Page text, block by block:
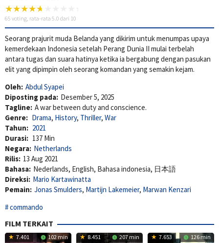
65 voting, rata-rata 5.0 dari 10
Seorang prajurit muda Belanda yang dikirim untuk menumpas upaya
kemerdekaan Indonesia setelah Perang Dunia II mulai terbelah
antara tugas dan suara hatinya ketika ia bergabung dengan pasukan
elit yang dipimpin oleh seorang komandan yang semakin kejam.
Oleh: Abdul Syapei
Diposting pada: Desember 5, 2025
Tagline: A war between duty and conscience.
Genre: Drama, History, Thriller, War
Tahun: 2021
Durasi: 137 Min
Negara: Netherlands
Rilis: 13 Aug 2021
Bahasa: Nederlands, English, Bahasa indonesia, 日本語
Direksi: Mario Kartawinatta
Pemain: Jonas Smulders, Martijn Lakemeier, Marwan Kenzari
commando
FILM TERKAIT
7.401 102 min 8.451 207 min 7.653 126 min